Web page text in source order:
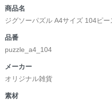
英語版: https://amzn.asia/d/
＿＿＿＿＿＿＿＿＿＿＿＿＿＿
＜著者: 絵本/挿画作成＞ 凛々風
日本語版: https://amzn.asia/d/
商品名
ジグソーパズル A4サイズ 104ピー
品番
puzzle_a4_104
メーカー
オリジナル雑貨
素材